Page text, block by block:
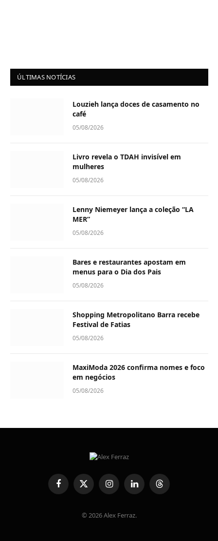
ÚLTIMAS NOTÍCIAS
Louzieh lança doces de casamento no
café
05/08/2026
Livro revela o TDAH invisível em
mulheres
05/08/2026
Lenny Niemeyer lança a coleção “LA
MER”
05/08/2026
Bares e restaurantes apostam em
menus para o Dia dos Pais
05/08/2026
Shopping Metropolitano Barra recebe
Festival de Fatias
05/08/2026
MaxiModa 2026 confirma nomes e foco
em negócios
05/08/2026
FacebookX
(Twitter)
InstagramLinkedInThreads
© 2026 Alex Ferraz.